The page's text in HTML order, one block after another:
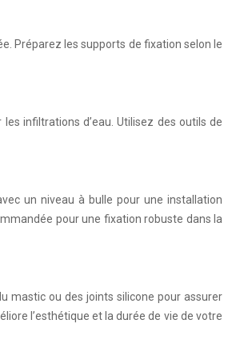
Préparez les supports de fixation selon le
infiltrations d’eau. Utilisez des outils de
un niveau à bulle pour une installation
pour une fixation robuste dans la
mastic ou des joints silicone pour assurer
l’esthétique et la durée de vie de votre